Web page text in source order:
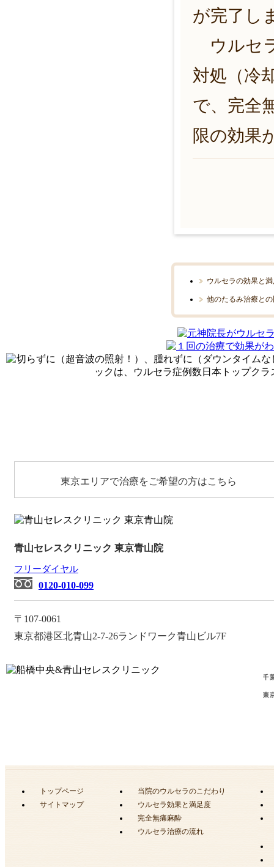
が完了し
ウルセ
対処（冷
で、完全
限の効果
ウルセラの効果と
他のたるみ治療と
東京エリアで治療をご希望の方はこちら
青山セレスクリニック 東京青山院
フリーダイヤル
0120-010-099
〒107-0061
東京都港区北青山2-7-26ランドワーク青山ビル7F
トップページ
サイトマップ
当院のウルセラのこだわり
ウルセラ効果と満足度
完全無痛麻酔
ウルセラ治療の流れ